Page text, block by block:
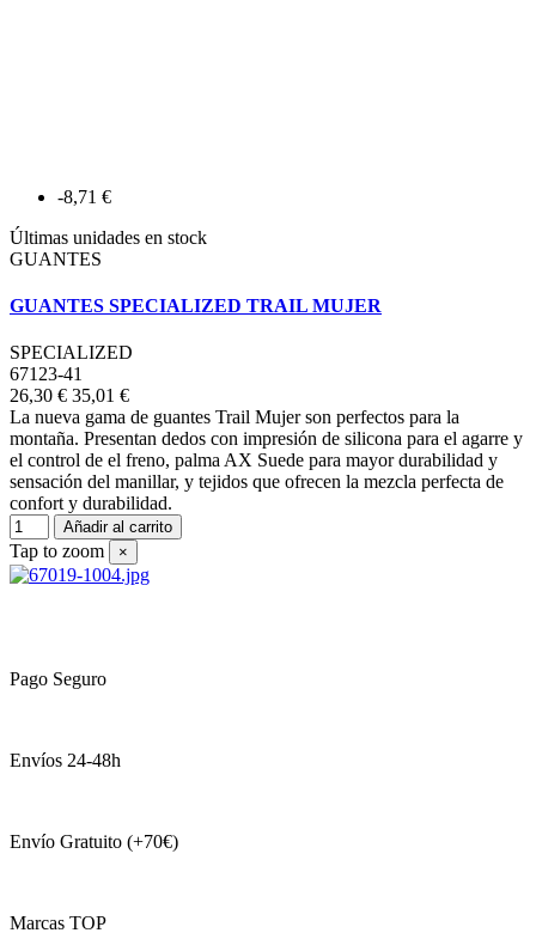
-8,71 €
Últimas unidades en stock
GUANTES
GUANTES SPECIALIZED TRAIL MUJER
SPECIALIZED
67123-41
26,30 € 35,01 €
La nueva gama de guantes Trail Mujer son perfectos para la
montaña. Presentan dedos con impresión de silicona para el agarre y
el control de el freno, palma AX Suede para mayor durabilidad y
sensación del manillar, y tejidos que ofrecen la mezcla perfecta de
confort y durabilidad.
Añadir al carrito
Tap to zoom ×
Pago Seguro
Envíos 24-48h
Envío Gratuito (+70€)
Marcas TOP